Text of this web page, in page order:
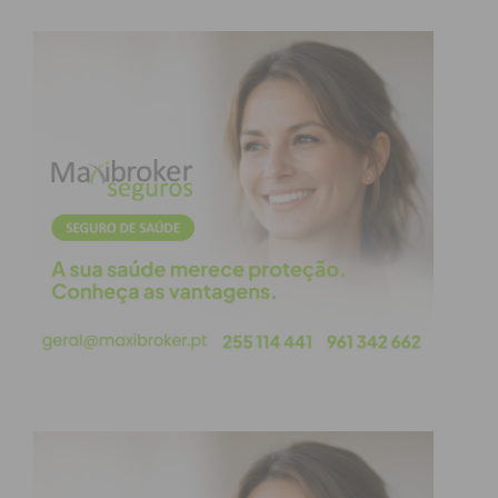
encontrar opções que se encaixam perfeitamente
em qualquer estilo de decoração. Desde ambientes
rústicos até os mais modernos e minimalistas, o
painel de madeira pode ser adaptado de acordo
com as preferências e necessidades de cada espaço.
Acabamento e Durabilidade
Os painéis de madeira possuem um acabamento
ambientes. Além disso, a madeira é um material
cuidados e manutenção adequada, o painel de
madeira pode permanecer intacto e bonito por